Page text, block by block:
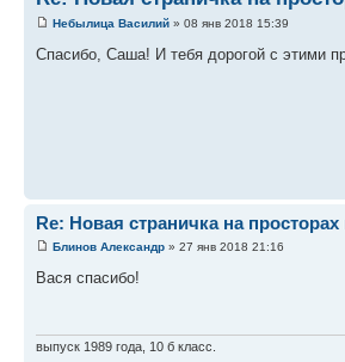
Небылица Василий » 08 янв 2018 15:39
Спасибо, Саша! И тебя дорогой с этими
Re: Новая страничка на просторах
Блинов Александр » 27 янв 2018 21:16
Вася спасибо!
выпуск 1989 года, 10 б класс.